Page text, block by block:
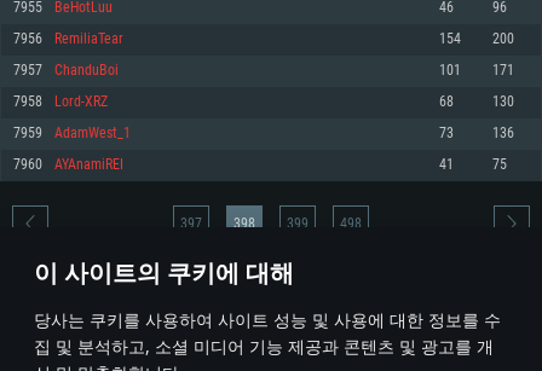
이 사이트의 쿠키에 대해
당사는 쿠키를 사용하여 사이트 성능 및 사용에 대한 정보를 수
집 및 분석하고, 소셜 미디어 기능 제공과 콘텐츠 및 광고를 개
권장 사양
570 혹은 그 이상
여유 저장 공간: 62.2 GB (전체 클라이언트)
권장 사양
네트워크: 브로드밴드 인터넷
여유 저장 공간: 62.2 GB (전체 클라이언트)
권장 사양
운영체제: Ubuntu 20.04 64bit
프로세서: Intel Core i7
메모리: 16 GB
그래픽 카드: Vulkan 을 지원하고, 최신 그래픽 드라이버를 지원하는 NVIDIA
1060 (6개월 미만) 혹은 그와 동급의 성능을 가지며 최신 그래픽 드라이버를
지원하는 AMD RX 570 (6개월 미만; 최소사양 지원 해상도 720p) 이상
여유 저장 공간: 62.2 GB (전체 클라이언트)
7955 BeHotLuu 46 96
7956 RemiliaTear 154 200
7957 ChanduBoi 101 171
7958 Lord-XRZ 68 130
7959 AdamWest_1 73 136
7960 AYAnamiREI 41 75
* 순위표는 매일 1회 갱신됩니다
397 398 399 498